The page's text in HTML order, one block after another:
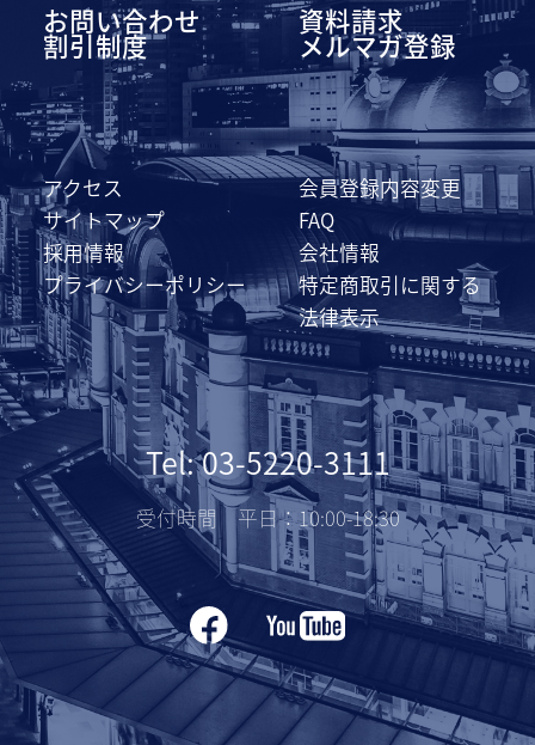
お問い合わせ 資料請求
割引制度 メルマガ登録
アクセス
会員登録内容変更
サイトマップ
FAQ
採用情報
会社情報
プライバシーポリシー
特定商取引に関する
法律表示
Tel: 03-5220-3111
受付時間 平日：10:00-18:30